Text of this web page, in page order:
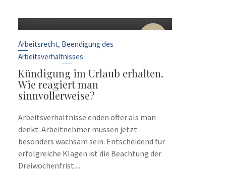
10
Arbeitsrecht, Beendigung des
Arbeitsverhältnisses
Kündigung im Urlaub erhalten.
Wie reagiert man
sinnvollerweise?
Arbeitsverhältnisse enden öfter als man
denkt. Arbeitnehmer müssen jetzt
besonders wachsam sein. Entscheidend für
erfolgreiche Klagen ist die Beachtung der
Dreiwochenfrist....